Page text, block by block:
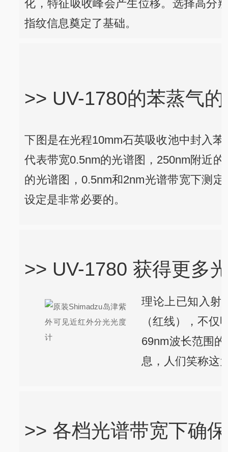
化，特征吸收峰会产生位移。选择高分
指纹信息奠定了基础。
>> UV-1780的苯蒸气
下图是在光程10mm石英吸收池中封入
代表带宽0.5nm的光谱图，250nm附近
的光谱图，0.5nm和2nm光谱带宽下测
设定是非常必要的。
>> UV-1780 获得更多
理论上已知入射
（红线），不
69nm波长范围
息，人们笑称这
>> 各档光谱带宽下确